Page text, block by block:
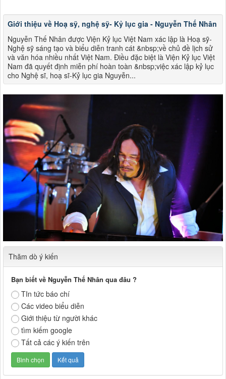
Giới thiệu về Hoạ sỹ, nghệ sỹ- Kỷ lục gia - Nguyễn Thế Nhân
Nguyễn Thế Nhân được Viện Kỷ lục Việt Nam xác lập là Hoạ sỹ-
Nghệ sỹ sáng tạo và biểu diễn tranh cát &nbsp;về chủ đề lịch sử
và văn hóa nhiều nhất Việt Nam. Điều đặc biệt là Viện Kỷ lục Việt
Nam đã quyết định miễn phí hoàn toàn &nbsp;việc xác lập kỷ lục
cho Nghệ sĩ, hoạ sĩ-Kỷ lục gia Nguyễn...
Thăm dò ý kiến
Bạn biết về Nguyễn Thế Nhân qua đâu ?
TIn tức báo chí
Các video biểu diễn
Giới thiệu từ người khác
tìm kiếm google
Tất cả các ý kiến trên